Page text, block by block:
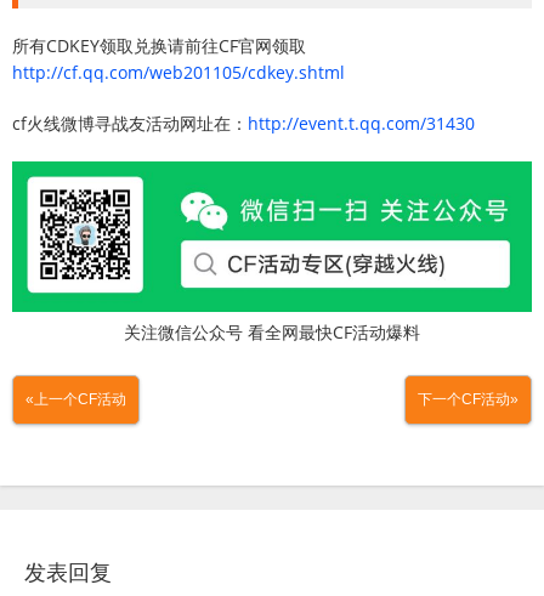
所有CDKEY领取兑换请前往CF官网领取
http://cf.qq.com/web201105/cdkey.shtml
cf火线微博寻战友活动网址在： http://event.t.qq.com/31430
关注微信公众号 看全网最快CF活动爆料
«上一个CF活动 下一个CF活动»
发表回复